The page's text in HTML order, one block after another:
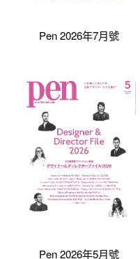
Pen 2026年7月號
Pen 2026年5月號